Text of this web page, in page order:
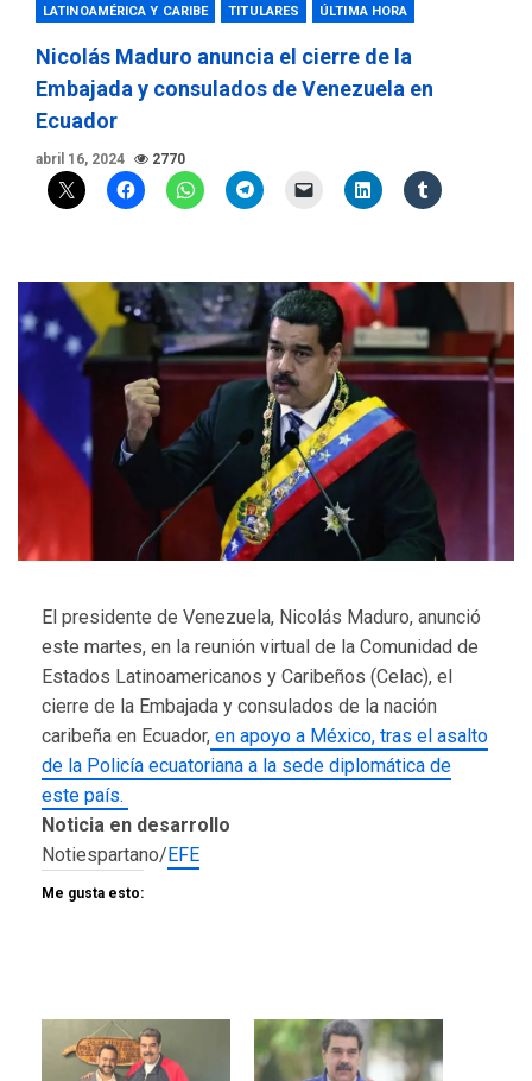
LATINOAMÉRICA Y CARIBE TITULARES ÚLTIMA HORA
Nicolás Maduro anuncia el cierre de la
Embajada y consulados de Venezuela en
Ecuador
abril 16, 2024 2770
El presidente de Venezuela, Nicolás Maduro, anunció
este martes, en la reunión virtual de la Comunidad de
Estados Latinoamericanos y Caribeños (Celac), el
cierre de la Embajada y consulados de la nación
caribeña en Ecuador, en apoyo a México, tras el asalto
de la Policía ecuatoriana a la sede diplomática de
este país.
Noticia en desarrollo
Notiespartano/ EFE
Me gusta esto: